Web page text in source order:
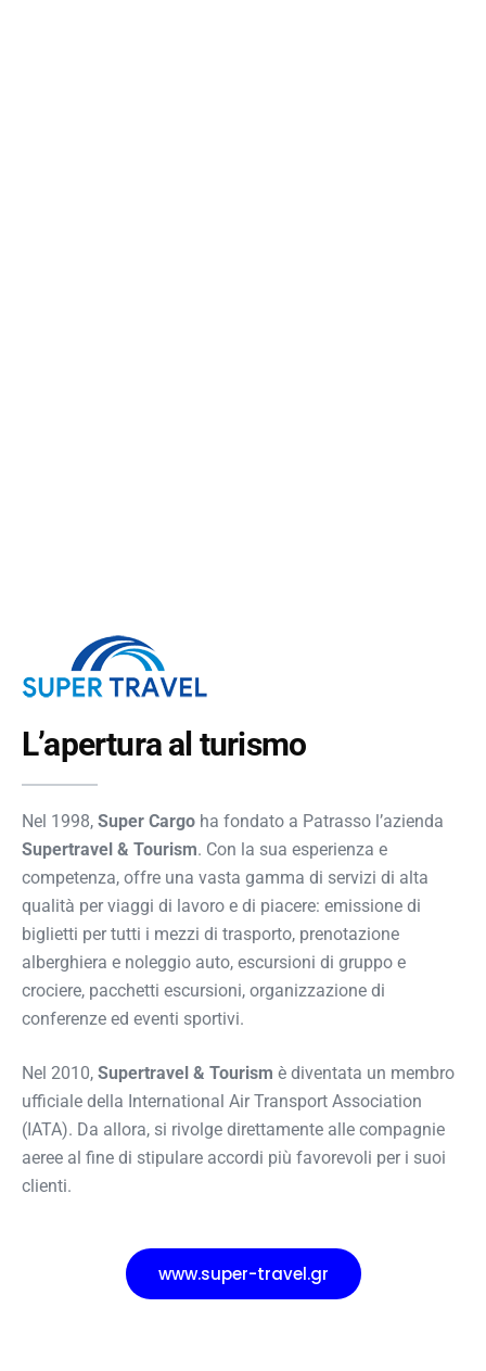
L’apertura al turismo
Nel 1998, Super Cargo ha fondato a Patrasso l’azienda
Supertravel & Tourism. Con la sua esperienza e
competenza, offre una vasta gamma di servizi di alta
qualità per viaggi di lavoro e di piacere: emissione di
biglietti per tutti i mezzi di trasporto, prenotazione
alberghiera e noleggio auto, escursioni di gruppo e
crociere, pacchetti escursioni, organizzazione di
conferenze ed eventi sportivi.
Nel 2010, Supertravel & Tourism è diventata un membro
ufficiale della International Air Transport Association
(IATA). Da allora, si rivolge direttamente alle compagnie
aeree al fine di stipulare accordi più favorevoli per i suoi
clienti.
www.super-travel.gr